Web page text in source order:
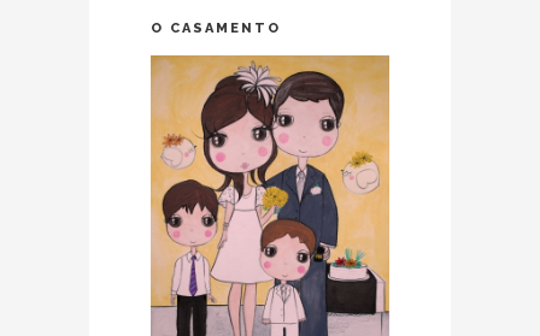
O CASAMENTO